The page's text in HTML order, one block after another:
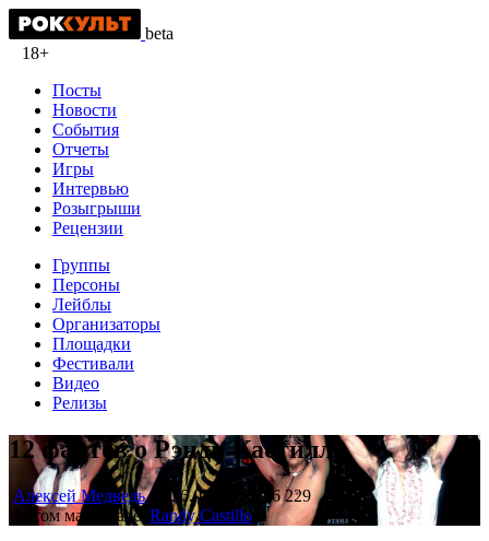
beta
18+
Посты
Новости
События
Отчеты
Игры
Интервью
Розыгрыши
Рецензии
Группы
Персоны
Лейблы
Организаторы
Площадки
Фестивали
Видео
Релизы
12 фактов о Рэнди Кастилло
Алексей Медведь 26.03.2017
6 229
В этом материале: Randy Castillo